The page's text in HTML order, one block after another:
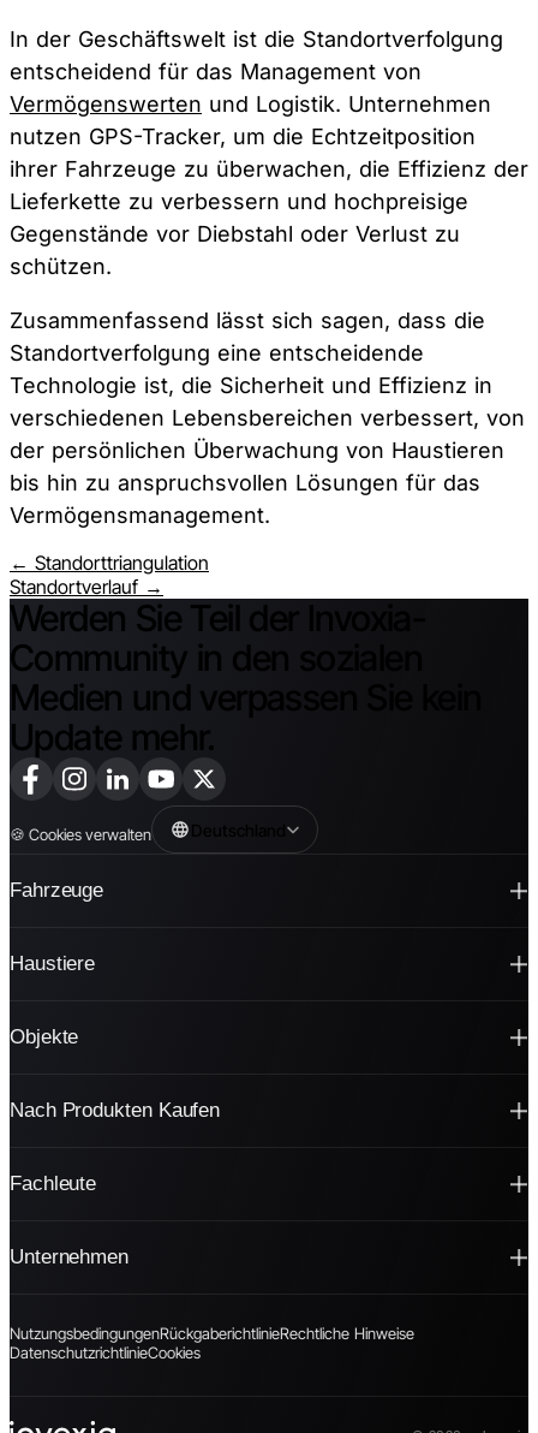
In der Geschäftswelt ist die Standortverfolgung
entscheidend für das Management von
Vermögenswerten und Logistik. Unternehmen
nutzen GPS-Tracker, um die Echtzeitposition
ihrer Fahrzeuge zu überwachen, die Effizienz der
Lieferkette zu verbessern und hochpreisige
Gegenstände vor Diebstahl oder Verlust zu
schützen.
Zusammenfassend lässt sich sagen, dass die
Standortverfolgung eine entscheidende
Technologie ist, die Sicherheit und Effizienz in
verschiedenen Lebensbereichen verbessert, von
der persönlichen Überwachung von Haustieren
bis hin zu anspruchsvollen Lösungen für das
Vermögensmanagement.
← Standorttriangulation
Standortverlauf →
Werden Sie Teil der Invoxia-
Community in den sozialen
Medien und verpassen Sie kein
Update mehr.
🍪 Cookies verwalten Deutschland
Fahrzeuge
Haustiere
Objekte
Nach Produkten Kaufen
Fachleute
Unternehmen
NutzungsbedingungenRückgaberichtlinieRechtliche Hinweise
DatenschutzrichtlinieCookies